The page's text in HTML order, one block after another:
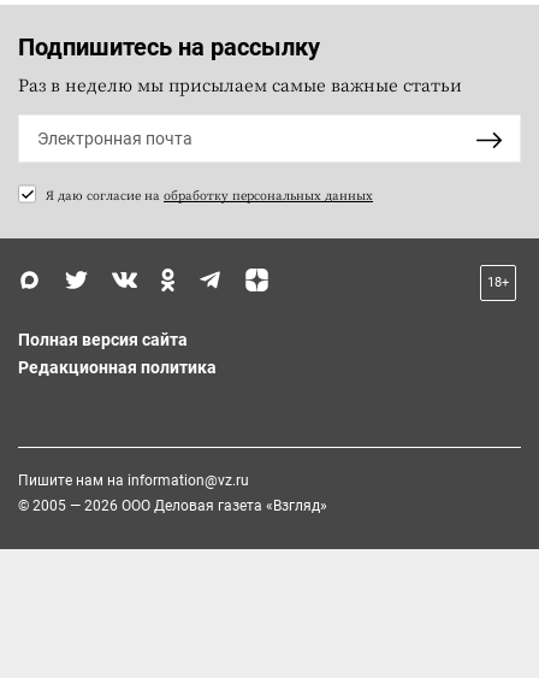
Подпишитесь на рассылку
Раз в неделю мы присылаем самые важные статьи
Я даю согласие на обработку персональных данных
18+
Полная версия сайта
Редакционная политика
Пишите нам на information@vz.ru
© 2005 — 2026 ООО Деловая газета «Взгляд»